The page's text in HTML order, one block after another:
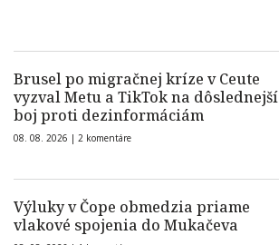
Brusel po migračnej kríze v Ceute
vyzval Metu a TikTok na dôslednejší
boj proti dezinformáciám
08. 08. 2026 | 2 komentáre
Výluky v Čope obmedzia priame
vlakové spojenia do Mukačeva